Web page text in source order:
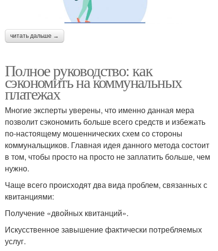
читать дальше →
Полное руководство: как
сэкономить на коммунальных
платежах
Многие эксперты уверены, что именно данная мера
позволит сэкономить больше всего средств и избежать
по-настоящему мошеннических схем со стороны
коммунальщиков. Главная идея данного метода состоит
в том, чтобы просто на просто не заплатить больше, чем
нужно.
Чаще всего происходят два вида проблем, связанных с
квитанциями:
Получение «двойных квитанций».
Искусственное завышение фактически потребляемых
услуг.